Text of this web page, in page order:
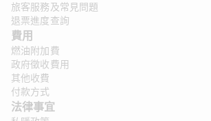
旅客服務及常見問題
退票進度查詢
費用
燃油附加費
政府徵收費用
其他收費
付款方式
法律事宜